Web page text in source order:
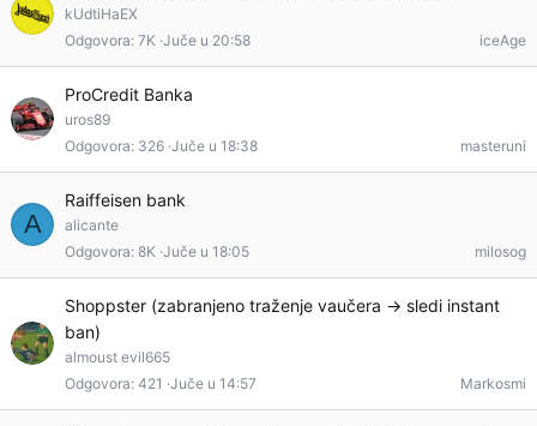
kUdtiHaEX
Odgovora 7K Juče u 20:58 iceAge
ProCredit Banka
uros89
Odgovora 326 Juče u 18:38 masteruni
A
Raiffeisen bank
alicante
Odgovora 8K Juče u 18:05 milosog
Shoppster (zabranjeno traženje vaučera -> sledi instant
ban)
almoust evil665
Odgovora 421 Juče u 14:57 Markosmi